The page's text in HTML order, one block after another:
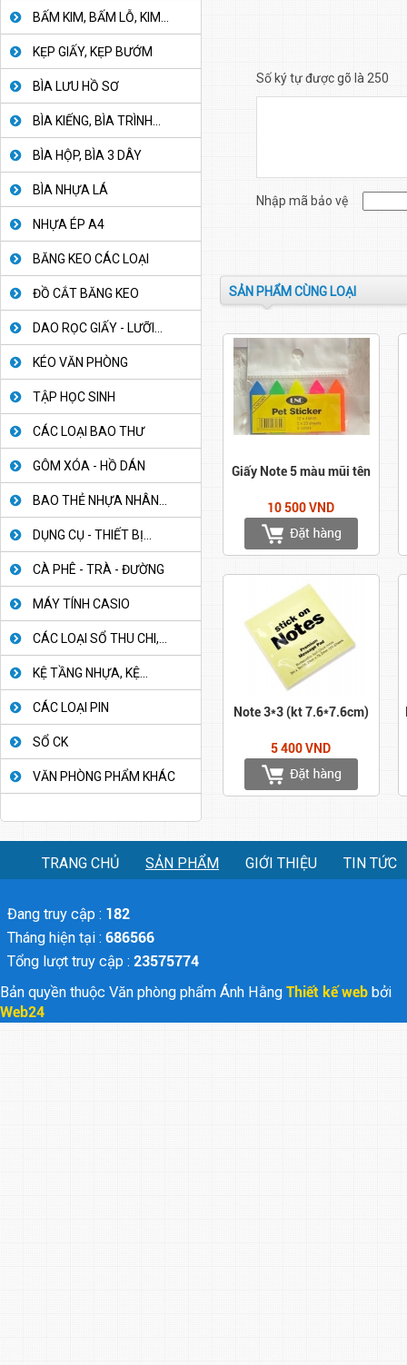
BẤM KIM, BẤM LỖ, KIM...
KẸP GIẤY, KẸP BƯỚM
BÌA LƯU HỒ SƠ
BÌA KIẾNG, BÌA TRÌNH...
BÌA HỘP, BÌA 3 DÂY
BÌA NHỰA LÁ
NHỰA ÉP A4
BĂNG KEO CÁC LOẠI
ĐỒ CẮT BĂNG KEO
DAO RỌC GIẤY - LƯỠI...
KÉO VĂN PHÒNG
TẬP HỌC SINH
CÁC LOẠI BAO THƯ
GÔM XÓA - HỒ DÁN
BAO THẺ NHỰA NHÂN...
DỤNG CỤ - THIẾT BỊ...
CÀ PHÊ - TRÀ - ĐƯỜNG
MÁY TÍNH CASIO
CÁC LOẠI SỔ THU CHI,...
KỆ TẦNG NHỰA, KỆ...
CÁC LOẠI PIN
SỔ CK
VĂN PHÒNG PHẨM KHÁC
Số ký tự được gõ là 250
Nhập mã bảo vệ
SẢN PHẨM CÙNG LOẠI
Giấy Note 5 màu mũi tên
10 500 VND
Note 3*3 (kt 7.6*7.6cm)
5 400 VND
TRANG CHỦ SẢN PHẨM GIỚI THIỆU TIN TỨC
Đang truy cập : 182
Tháng hiện tại : 686566
Tổng lượt truy cập : 23575774
Bản quyền thuộc Văn phòng phẩm Ánh Hằng Thiết kế web bởi
Web24